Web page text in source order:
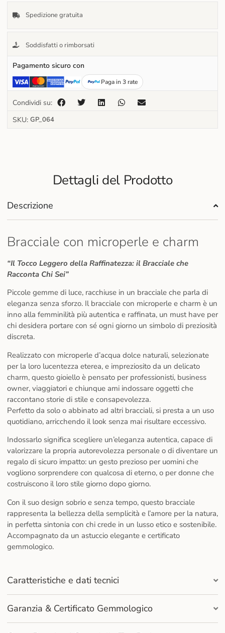
Spedizione gratuita
Soddisfatti o rimborsati
Pagamento sicuro con
Paga in 3 rate
Condividi su:
SKU: GP_064
Dettagli del Prodotto
Descrizione
Bracciale con microperle e charm
“Il Tocco Leggero della Raffinatezza: il Bracciale che
Racconta Chi Sei”
Piccole gemme di luce, racchiuse in un bracciale che parla di
eleganza senza sforzo. Il bracciale con microperle e charm è un
inno alla femminilità più autentica e raffinata, un must have per
chi desidera portare con sé ogni giorno un simbolo di preziosità
discreta.
Realizzato con microperle d’acqua dolce naturali, selezionate
per la loro lucentezza eterea, e impreziosito da un delicato
charm, questo gioiello è pensato per professionisti, business
owner, viaggiatori e chiunque ami indossare oggetti che
raccontano storie di stile e consapevolezza.
Perfetto da solo o abbinato ad altri bracciali, si presta a un uso
quotidiano, arricchendo il look senza mai risultare eccessivo.
Indossarlo significa scegliere un’eleganza autentica, capace di
valorizzare la propria autorevolezza personale o di diventare un
regalo di sicuro impatto: un gesto prezioso per uomini che
vogliono sorprendere con qualcosa di eterno, o per donne che
costruiscono il loro stile giorno dopo giorno.
Con il suo design sobrio e senza tempo, questo bracciale
rappresenta la bellezza della semplicità e l’amore per la natura,
in perfetta sintonia con chi crede in un lusso etico e sostenibile.
Accompagnato da un astuccio elegante e certificato
gemmologico.
Caratteristiche e dati tecnici
Garanzia & Certificato Gemmologico